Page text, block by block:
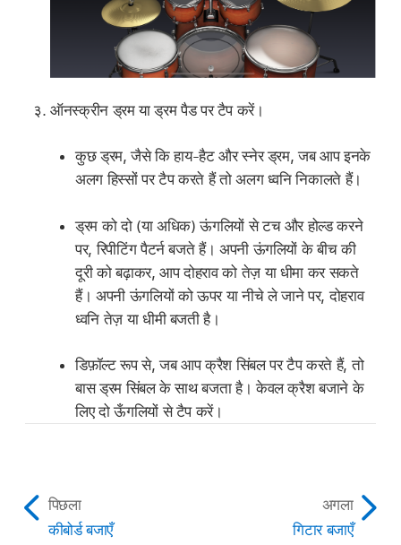
ऑनस्क्रीन ड्रम या ड्रम पैड पर टैप करें।
कुछ ड्रम, जैसे कि हाय-हैट और स्नेर ड्रम, जब आप इनके
अलग हिस्सों पर टैप करते हैं तो अलग ध्वनि निकालते हैं।
ड्रम को दो (या अधिक) ऊंगलियों से टच और होल्ड करने
पर, रिपीटिंग पैटर्न बजते हैं। अपनी ऊंगलियों के बीच की
दूरी को बढ़ाकर, आप दोहराव को तेज़ या धीमा कर सकते
हैं। अपनी ऊंगलियों को ऊपर या नीचे ले जाने पर, दोहराव
ध्वनि तेज़ या धीमी बजती है।
डिफ़ॉल्ट रूप से, जब आप क्रैश सिंबल पर टैप करते हैं, तो
बास ड्रम सिंबल के साथ बजता है। केवल क्रैश बजाने के
लिए दो ऊँगलियों से टैप करें।
पिछला
कीबोर्ड बजाएँ
अगला
गिटार बजाएँ